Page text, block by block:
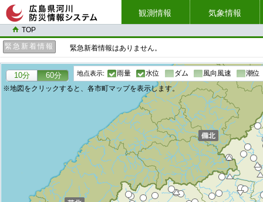
観測情報 気象情報
TOP
緊急新着情報
緊急新着情報はありません。
10分 60分 地点表示: 雨量 水位 ダム 風向風速
潮位
地図をクリックすると、各市町マップを表示します。